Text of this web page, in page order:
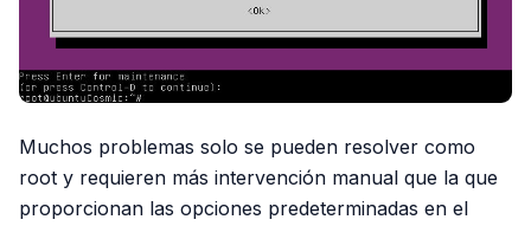
Muchos problemas solo se pueden resolver como
root y requieren más intervención manual que la que
proporcionan las opciones predeterminadas en el